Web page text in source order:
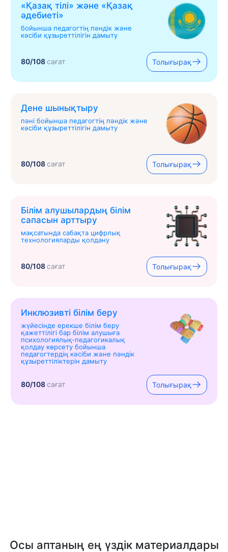
«Қазақ тілі» жəне «Қазақ
əдебиеті»
бойынша педагогтің пәндік және
кәсіби құзыреттілігін дамыту
80/108сағат Толығырақ
Дене шынықтыру
пәні бойынша педагогтің пәндік және
кәсіби құзыреттілігін дамыту
80/108сағат Толығырақ
Білім алушылардың білім
сапасын арттыру
мақсатында сабақта цифрлық
технологияларды қолдану
80/108сағат Толығырақ
Инклюзивті білім беру
жүйесінде ерекше білім беру
қажеттілігі бар білім алушыға
психологиялық-педагогикалық
қолдау көрсету бойынша
педагогтердің кәсіби және пәндік
құзыреттіліктерін дамыту
80/108сағат Толығырақ
Осы аптаның ең үздік материалдары